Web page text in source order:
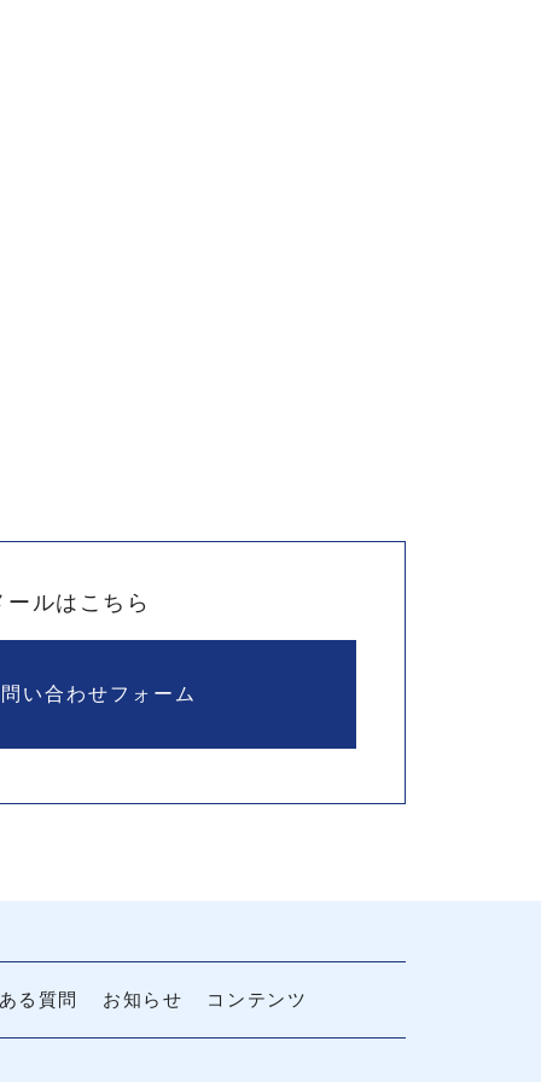
ールはこちら
い合わせフォーム
る質問 お知らせ コンテンツ